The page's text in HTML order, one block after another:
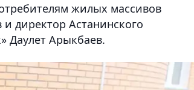
жилых массивов
директор Астанинского
Даулет Арыкбаев.